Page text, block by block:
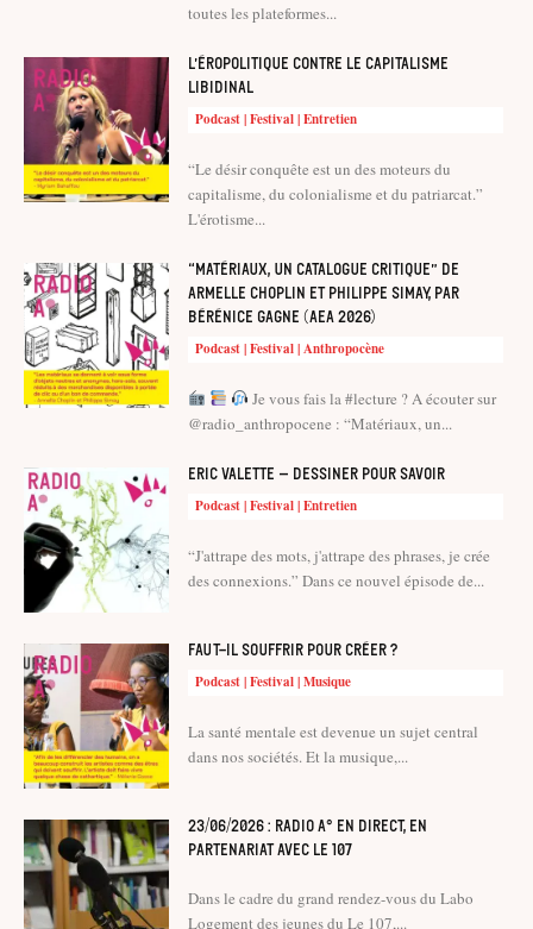
toutes les plateformes...
L’éropolitique contre le capitalisme
libidinal
Podcast | Festival | Entretien
“Le désir conquête est un des moteurs du
capitalisme, du colonialisme et du patriarcat.”
L'érotisme...
“Matériaux, un catalogue critique” de
Armelle Choplin et Philippe Simay, par
Bérénice Gagne (AEA 2026)
Podcast | Festival | Anthropocène
Je vous fais la #lecture ? A écouter sur
@radio_anthropocene : “Matériaux, un...
Eric Valette – Dessiner pour savoir
Podcast | Festival | Entretien
“J'attrape des mots, j'attrape des phrases, je crée
des connexions.” Dans ce nouvel épisode de...
Faut-il souffrir pour créer ?
Podcast | Festival | Musique
La santé mentale est devenue un sujet central
dans nos sociétés. Et la musique,...
23/06/2026 : Radio A° en direct, en
partenariat avec le 107
Dans le cadre du grand rendez-vous du Labo
Logement des jeunes du Le 107,...